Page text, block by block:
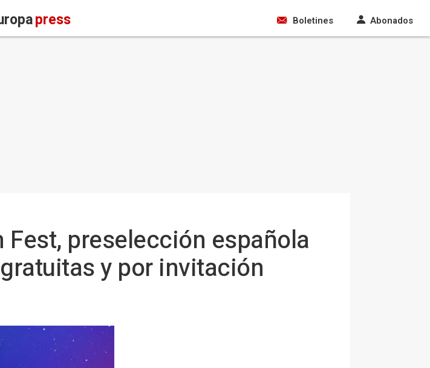
press Boletines Abonados
preselección española
y por invitación